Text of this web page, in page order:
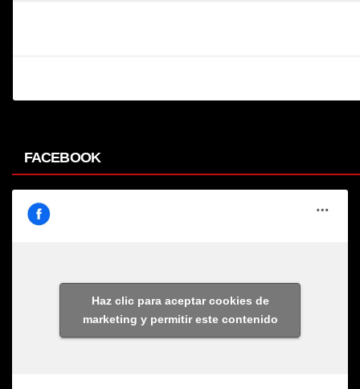
FACEBOOK
Haz clic para aceptar cookies de
marketing y permitir este contenido